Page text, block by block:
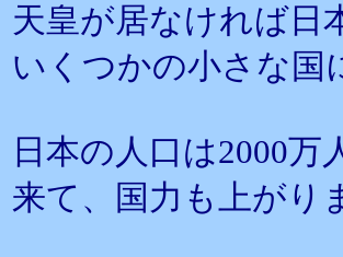
天皇が居なければ日
いくつかの小さな国
日本の人口は2000万
来て、国力も上がり